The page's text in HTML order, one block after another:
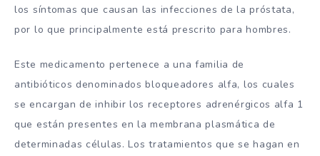
los síntomas que causan las infecciones de la próstata,
por lo que principalmente está prescrito para hombres.
Este medicamento pertenece a una familia de
antibióticos denominados bloqueadores alfa, los cuales
se encargan de inhibir los receptores adrenérgicos alfa 1
que están presentes en la membrana plasmática de
determinadas células. Los tratamientos que se hagan en